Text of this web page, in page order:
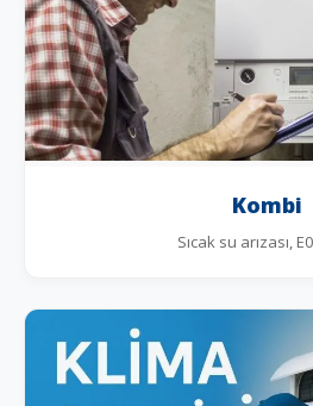
Kombi
Sıcak su arızası,